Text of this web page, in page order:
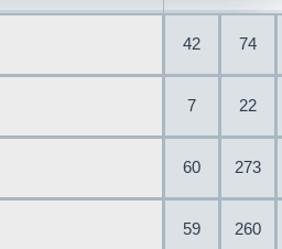
42 74
7 22
60 273
59 260